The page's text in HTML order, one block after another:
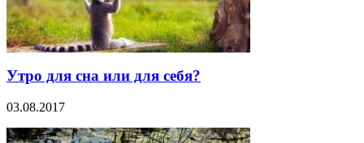
Утро для сна или для себя?
03.08.2017